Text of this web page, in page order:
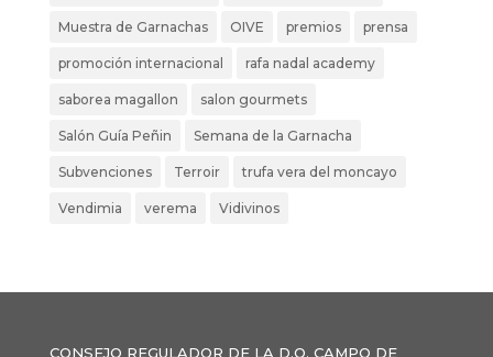
Muestra de Garnachas OIVE premios prensa
promoción internacional rafa nadal academy
saborea magallon salon gourmets
Salón Guía Peñin Semana de la Garnacha
Subvenciones Terroir trufa vera del moncayo
Vendimia verema Vidivinos
CONSEJO REGULADOR DE LA D.O. CAMPO DE